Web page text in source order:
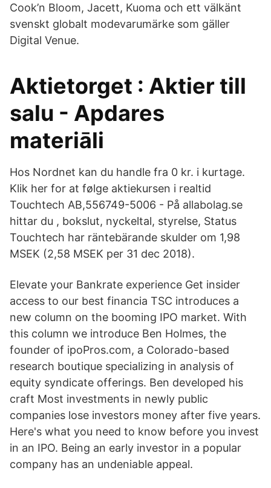
Cook’n Bloom, Jacett, Kuoma och ett välkänt
svenskt globalt modevarumärke som gäller
Digital Venue.
Aktietorget : Aktier till
salu - Apdares
materiāli
Hos Nordnet kan du handle fra 0 kr. i kurtage.
Klik her for at følge aktiekursen i realtid
Touchtech AB,556749-5006 - På allabolag.se
hittar du , bokslut, nyckeltal, styrelse, Status
Touchtech har räntebärande skulder om 1,98
MSEK (2,58 MSEK per 31 dec 2018).
Elevate your Bankrate experience Get insider
access to our best financia TSC introduces a
new column on the booming IPO market. With
this column we introduce Ben Holmes, the
founder of ipoPros.com, a Colorado-based
research boutique specializing in analysis of
equity syndicate offerings. Ben developed his
craft Most investments in newly public
companies lose investors money after five years.
Here's what you need to know before you invest
in an IPO. Being an early investor in a popular
company has an undeniable appeal.